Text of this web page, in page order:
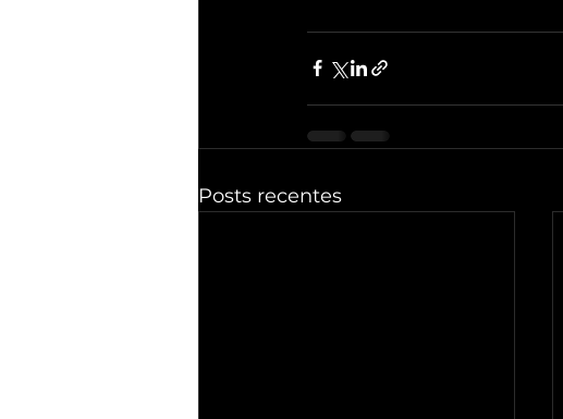
Posts recentes